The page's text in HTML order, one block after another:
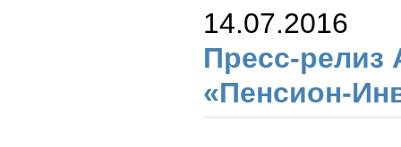
14.07.2016
Пресс-
«Пенсион-